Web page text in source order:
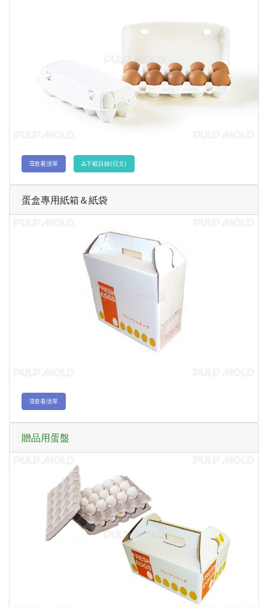
查看清單 下載目錄(日文)
蛋盒專用紙箱＆紙袋
查看清單
贈品用蛋盤